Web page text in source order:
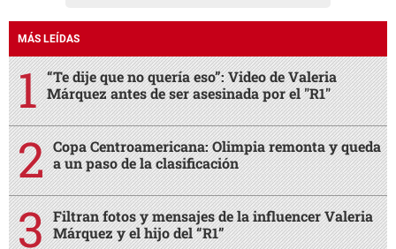
MÁS LEÍDAS
“Te dije que no quería eso”: Video de Valeria
Márquez antes de ser asesinada por el "R1"
Copa Centroamericana: Olimpia remonta y queda
a un paso de la clasificación
Filtran fotos y mensajes de la influencer Valeria
Márquez y el hijo del “R1”